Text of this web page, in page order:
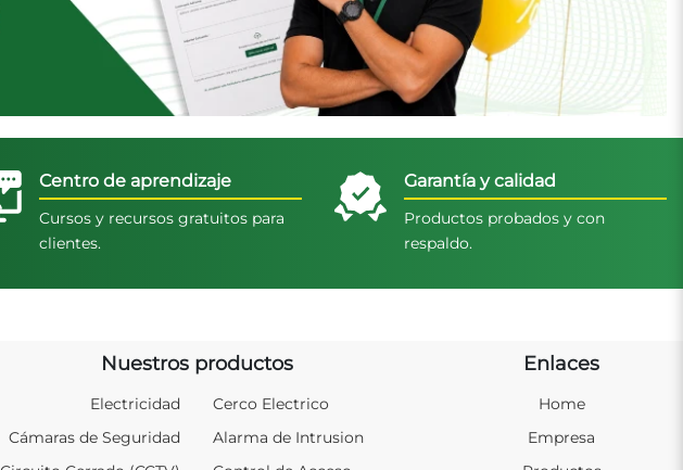
Centro de aprendizaje
Cursos y recursos gratuitos para
clientes.
Garantía y calidad
Productos probados y con
respaldo.
Nuestros productos
Electricidad
Cámaras de Seguridad
Cerco Electrico
Alarma de Intrusion
Enlaces
Home
Empresa